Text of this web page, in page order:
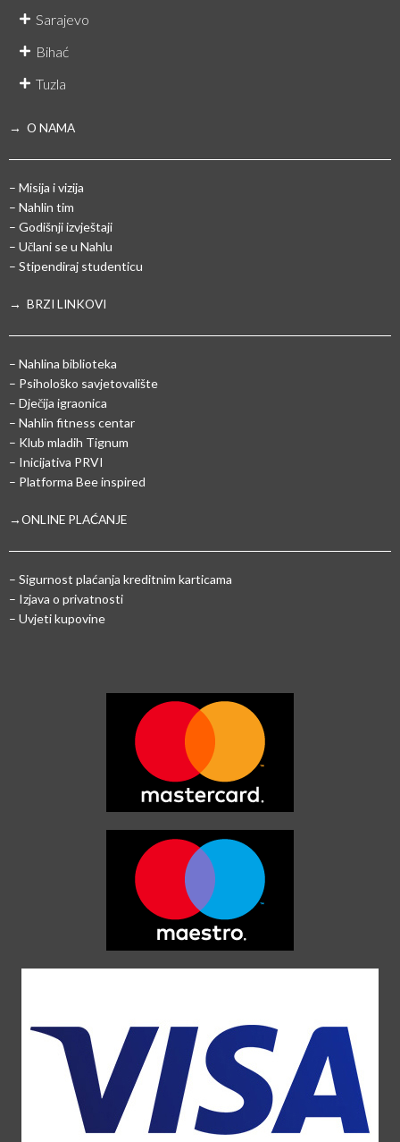
Sarajevo
Bihać
Tuzla
→ O NAMA
– Misija i vizija
– Nahlin tim
– Godišnji izvještaji
– Učlani se u Nahlu
– Stipendiraj studenticu
→ BRZI LINKOVI
– Nahlina biblioteka
– Psihološko savjetovalište
– Dječija igraonica
– Nahlin fitness centar
– Klub mladih Tignum
– Inicijativa PRVI
– Platforma Bee inspired
→ONLINE PLAĆANJE
– Sigurnost plaćanja kreditnim karticama
– Izjava o privatnosti
– Uvjeti kupovine